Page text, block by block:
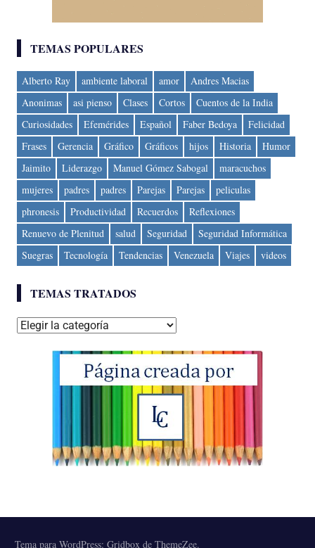
TEMAS POPULARES
Alberto Ray ambiente laboral amor
Andres Macias
Anonimas
asi pienso Clases Cortos
Cuentos de la India
Curiosidades
Efemérides Español Faber Bedoya
Felicidad
Frases
Gerencia Gráfico Gráficos hijos Historia
Humor
Jaimito
Liderazgo Manuel Gómez Sabogal
maracuchos
mujeres
padres padres Parejas Parejas
peliculas
phronesis
Productividad Recuerdos
Reflexiones
Renuevo de Plenitud
salud Seguridad
Seguridad Informática
Suegras
Tecnología Tendencias Venezuela Viajes videos
TEMAS TRATADOS
Temas
Tema para WordPress: Gridbox de ThemeZee.